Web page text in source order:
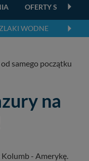
OFERTY
WODNE
samego początku
na
- Amerykę.